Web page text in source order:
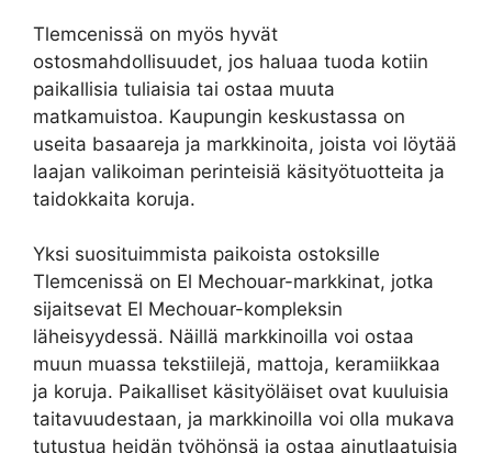
Tlemcenissä on myös hyvät
ostosmahdollisuudet, jos haluaa tuoda kotiin
paikallisia tuliaisia tai ostaa muuta
matkamuistoa. Kaupungin keskustassa on
useita basaareja ja markkinoita, joista voi löytää
laajan valikoiman perinteisiä käsityötuotteita ja
taidokkaita koruja.
Yksi suosituimmista paikoista ostoksille
Tlemcenissä on El Mechouar-markkinat, jotka
sijaitsevat El Mechouar-kompleksin
läheisyydessä. Näillä markkinoilla voi ostaa
muun muassa tekstiilejä, mattoja, keramiikkaa
ja koruja. Paikalliset käsityöläiset ovat kuuluisia
taitavuudestaan, ja markkinoilla voi olla mukava
tutustua heidän työhönsä ja ostaa ainutlaatuisia